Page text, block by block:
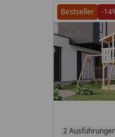
Bestseller -
2